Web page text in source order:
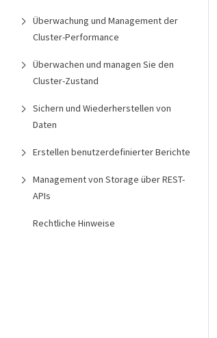
Überwachung und Management der
Cluster-Performance
Überwachen und managen Sie den
Cluster-Zustand
Sichern und Wiederherstellen von
Daten
Erstellen benutzerdefinierter Berichte
Management von Storage über REST-
APIs
Rechtliche Hinweise